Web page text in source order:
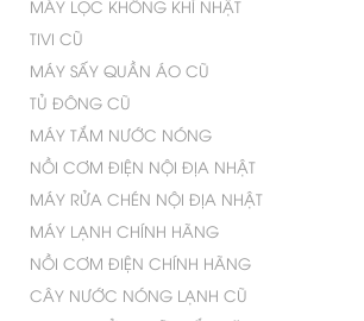
MÁY LỌC KHÔNG KHÍ NHẬT
TIVI CŨ
MÁY SẤY QUẦN ÁO CŨ
TỦ ĐÔNG CŨ
MÁY TẮM NƯỚC NÓNG
NỒI CƠM ĐIỆN NỘI ĐỊA NHẬT
MÁY RỬA CHÉN NỘI ĐỊA NHẬT
MÁY LẠNH CHÍNH HÃNG
NỒI CƠM ĐIỆN CHÍNH HÃNG
CÂY NƯỚC NÓNG LẠNH CŨ